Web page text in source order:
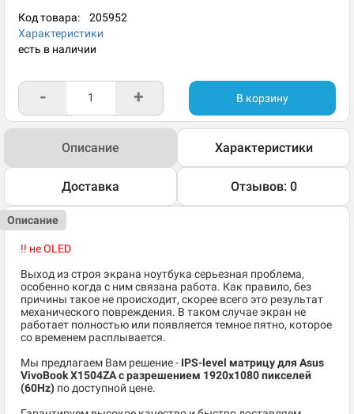
Код товара: 205952
Характеристики
есть в наличии
- + В корзину
Описание Характеристики
Доставка Отзывов: 0
Описание
!! не OLED
Выход из строя экрана ноутбука серьезная проблема,
особенно когда с ним связана работа. Как правило, без
причины такое не происходит, скорее всего это результат
механического повреждения. В таком случае экран не
работает полностью или появляется темное пятно, которое
со временем расплывается.
Мы предлагаем Вам решение - IPS-level матрицу для Asus
VivoBook X1504ZA c разрешением 1920x1080 пикселей
(60Hz) по доступной цене.